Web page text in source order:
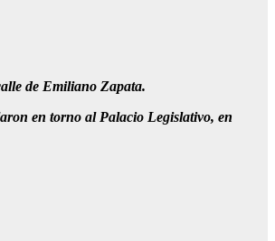
de Emiliano Zapata.
en torno al Palacio Legislativo, en